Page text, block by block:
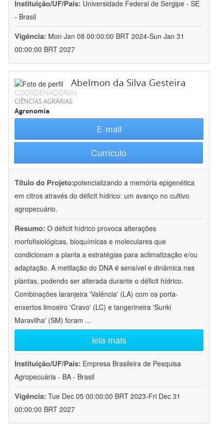
Instituição/UF/País: Universidade Federal de Sergipe - SE
- Brasil
Vigência: Mon Jan 08 00:00:00 BRT 2024-Sun Jan 31
00:00:00 BRT 2027
Abelmon da Silva Gesteira
COORDENADOR(A)
CIÊNCIAS AGRÁRIAS
Agronomia
E-mail
Currículo
Título do Projeto:potencializando a memória epigenética
em citros através do déficit hídrico: um avanço no cultivo
agropecuário.
Resumo: O déficit hídrico provoca alterações
morfofisiológicas, bioquímicas e moleculares que
condicionam a planta a estratégias para aclimatização e/ou
adaptação. A metilação do DNA é sensível e dinâmica nas
plantas, podendo ser alterada durante o déficit hídrico.
Combinações laranjeira 'Valência' (LA) com os porta-
enxertos limoeiro 'Cravo' (LC) e tangerineira 'Sunki
Maravilha' (SM) foram ...
leia mais
Instituição/UF/País: Empresa Brasileira de Pesquisa
Agropecuária - BA - Brasil
Vigência: Tue Dec 05 00:00:00 BRT 2023-Fri Dec 31
00:00:00 BRT 2027